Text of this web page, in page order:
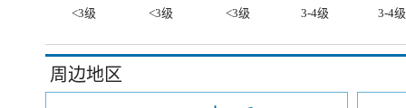
<3级
<3级 <3级 3-4级 3-4级
周边地区